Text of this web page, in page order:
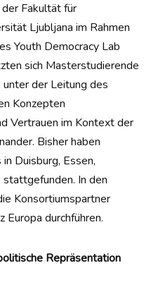
Fakultät für
Ljubljana im Rahmen
Youth Democracy Lab
sich Masterstudierende
der Leitung des
Konzepten
Vertrauen im Kontext der
Bisher haben
Duisburg, Essen,
stattgefunden. In den
Konsortiumspartner
Europa durchführen.
Repräsentation